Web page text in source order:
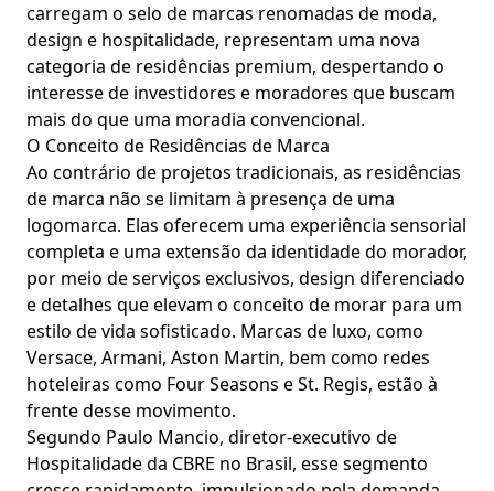
carregam o selo de marcas renomadas de moda,
design e hospitalidade, representam uma nova
categoria de residências premium, despertando o
interesse de investidores e moradores que buscam
mais do que uma moradia convencional.
O Conceito de Residências de Marca
Ao contrário de projetos tradicionais, as residências
de marca não se limitam à presença de uma
logomarca. Elas oferecem uma experiência sensorial
completa e uma extensão da identidade do morador,
por meio de serviços exclusivos, design diferenciado
e detalhes que elevam o conceito de morar para um
estilo de vida sofisticado. Marcas de luxo, como
Versace, Armani, Aston Martin, bem como redes
hoteleiras como Four Seasons e St. Regis, estão à
frente desse movimento.
Segundo Paulo Mancio, diretor-executivo de
Hospitalidade da CBRE no Brasil, esse segmento